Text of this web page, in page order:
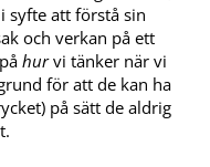
syfte att förstå sin
och verkan på ett
hurvi tänker när vi
för att de kan ha
på sätt de aldrig